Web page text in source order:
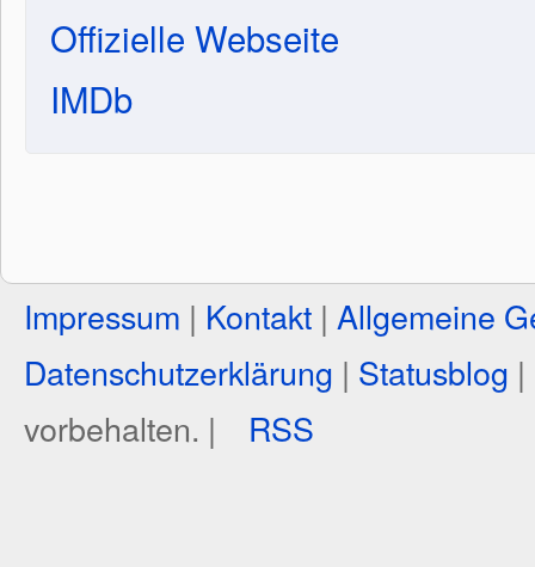
Offizielle Webseite
IMDb
Impressum | Kontakt | Allgemeine
Datenschutzerklärung | Statusblog |
vorbehalten. |
RSS